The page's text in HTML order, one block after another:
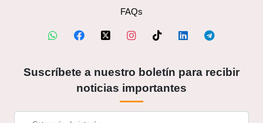
FAQs
Suscríbete a nuestro boletín para recibir
noticias importantes